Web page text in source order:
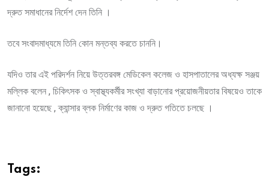
দ্রুত সমাধানের নির্দেশ দেন তিনি ।
তবে সংবাদমাধ্যমে তিনি কোন মন্তব্য করতে চাননি।
যদিও তার এই পরিদর্শন নিয়ে উত্তরবঙ্গ মেডিকেল কলেজ ও হাসপাতালের অধ্যক্ষ সঞ্জয়
মল্লিক বলেন , চিকিৎসক ও স্বাস্থ্যকর্মীর সংখ্যা বাড়ানোর প্রয়োজনীয়তার বিষয়েও তাকে
জানানো হয়েছে , ক্যান্সার ব্লক নির্মাণের কাজ ও দ্রুত গতিতে চলছে ।
Tags: